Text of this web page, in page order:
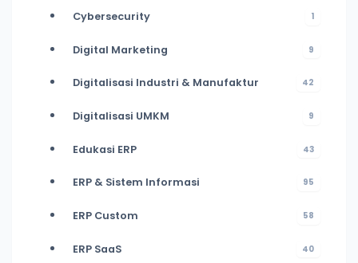
Cybersecurity 1
Digital Marketing 9
Digitalisasi Industri & Manufaktur 42
Digitalisasi UMKM 9
Edukasi ERP 43
ERP & Sistem Informasi 95
ERP Custom 58
ERP SaaS 40